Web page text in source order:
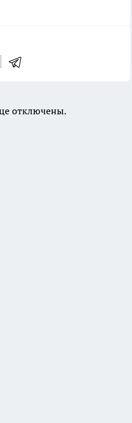
отключены.